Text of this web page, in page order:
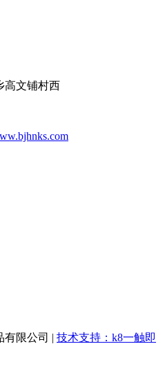
高文铺村西
有限公司 | 技术支持：k8一触即